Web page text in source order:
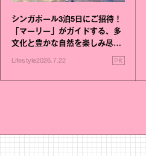
シンガポール3泊5日にご招待！
「マーリー」がガイドする、多
文化と豊かな自然を楽しみ尽く
Lifestyle2026.7.22 PR